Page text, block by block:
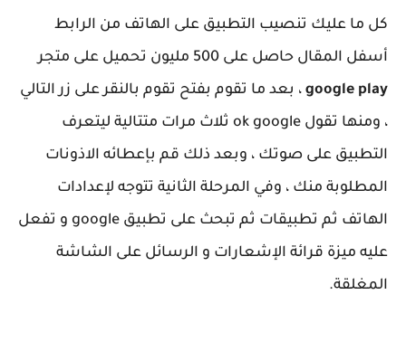
كل ما عليك تنصيب التطبيق على الهاتف من الرابط
أسفل المقال حاصل على 500 مليون تحميل على متجر
google play ، بعد ما تقوم بفتح تقوم بالنقر على زر التالي
، ومنها تقول ok google ثلاث مرات متتالية ليتعرف
التطبيق على صوتك ، وبعد ذلك قم بإعطائه الاذونات
المطلوبة منك ، وفي المرحلة الثانية تتوجه لإعدادات
الهاتف ثم تطبيقات ثم تبحث على تطبيق google و تفعل
عليه ميزة قرائة الإشعارات و الرسائل على الشاشة
المغلقة.